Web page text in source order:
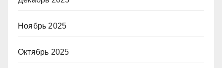
Ноябрь 2025
Октябрь 2025